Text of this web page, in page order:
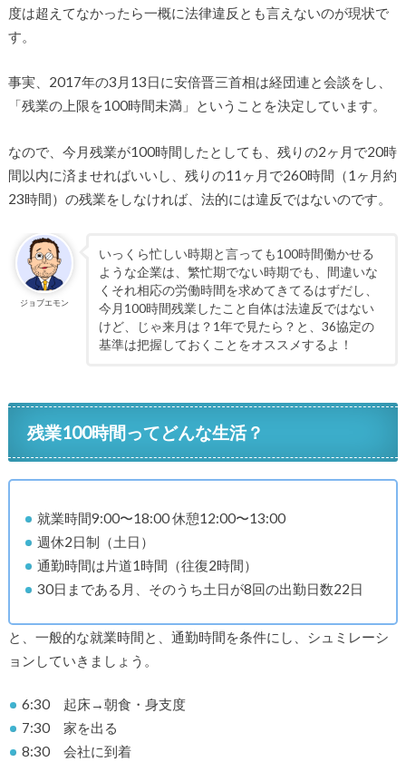
度は超えてなかったら一概に法律違反とも言えないのが現状で
す。
事実、2017年の3月13日に安倍晋三首相は経団連と会談をし、
「残業の上限を100時間未満」ということを決定しています。
なので、今月残業が100時間したとしても、残りの2ヶ月で20時
間以内に済ませればいいし、残りの11ヶ月で260時間（1ヶ月約
23時間）の残業をしなければ、法的には違反ではないのです。
ジョブエモン
いっくら忙しい時期と言っても100時間働かせる
ような企業は、繁忙期でない時期でも、間違いな
くそれ相応の労働時間を求めてきてるはずだし、
今月100時間残業したこと自体は法違反ではない
けど、じゃ来月は？1年で見たら？と、36協定の
基準は把握しておくことをオススメするよ！
残業100時間ってどんな生活？
就業時間9:00〜18:00 休憩12:00〜13:00
週休2日制（土日）
通勤時間は片道1時間（往復2時間）
30日まである月、そのうち土日が8回の出勤日数22日
と、一般的な就業時間と、通勤時間を条件にし、シュミレーシ
ョンしていきましょう。
6:30 起床→朝食・身支度
7:30 家を出る
8:30 会社に到着